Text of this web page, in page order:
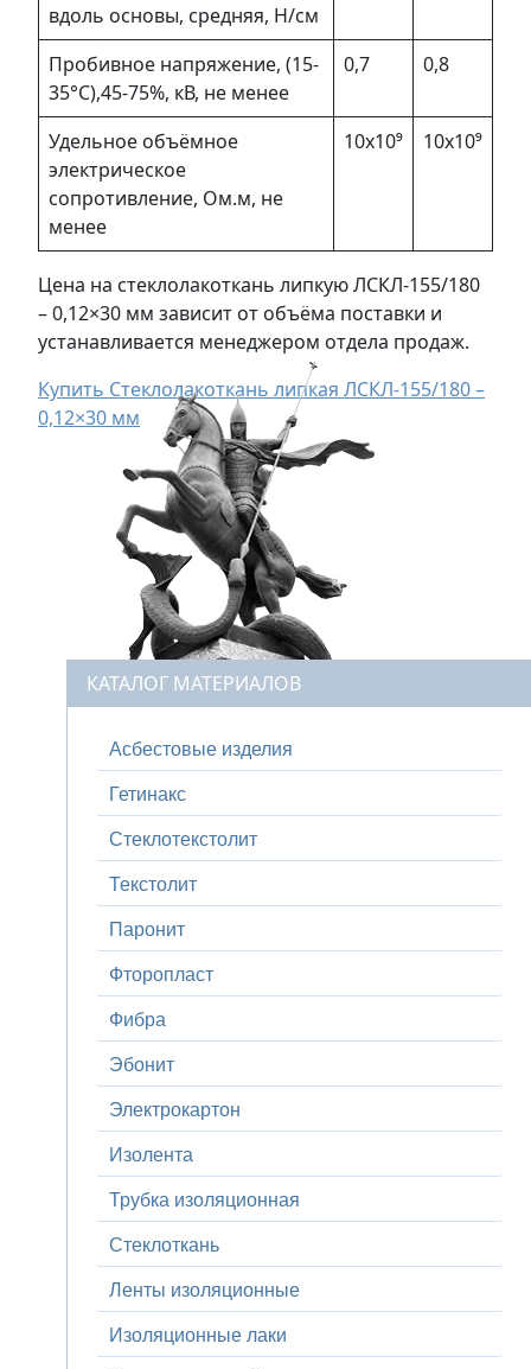
вдоль основы, средняя, Н/см
Пробивное напряжение, (15-
35°С),45-75%, кВ, не менее
0,7 0,8
Удельное объёмное
электрическое
сопротивление, Ом.м, не
менее
10х10⁹ 10х10⁹
Цена на стеклолакоткань липкую ЛСКЛ-155/180
– 0,12×30 мм зависит от объёма поставки и
устанавливается менеджером отдела продаж.
Купить Стеклолакоткань липкая ЛСКЛ-155/180 –
0,12×30 мм
КАТАЛОГ МАТЕРИАЛОВ
Асбестовые изделия
Гетинакс
Стеклотекстолит
Текстолит
Паронит
Фторопласт
Фибра
Эбонит
Электрокартон
Изолента
Трубка изоляционная
Стеклоткань
Ленты изоляционные
Изоляционные лаки